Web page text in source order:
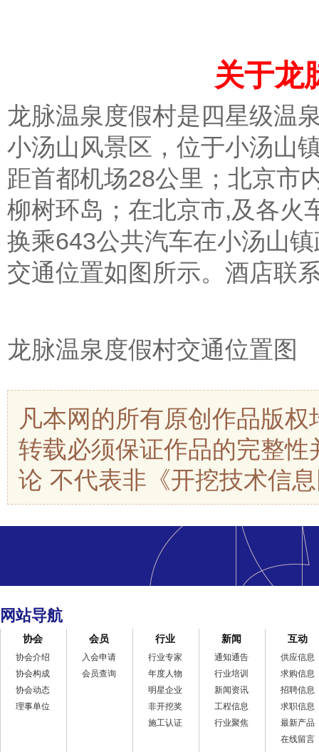
关于龙
龙脉温泉度假村是四星级温
小汤山风景区，位于小汤山
距首都机场28公里；北京市
柳树环岛；在北京市,及各火
换乘643公共汽车在小汤山
交通位置如图所示。酒店联
龙脉温泉度假村交通位置图
凡本网的所有原创作品版
转载必须保证作品的完整
论 不代表非《开挖技术信
网站导航
协会
协会介绍
协会构成
协会动态
理事单位
会员
入会申请
会员查询
行业
行业专家
年度人物
明星企业
非开挖奖
施工认证
新闻
通知通告
行业培训
新闻资讯
工程信息
行业聚焦
互动
供应信息
求购信息
招聘信息
求职信息
最新产品
在线留言